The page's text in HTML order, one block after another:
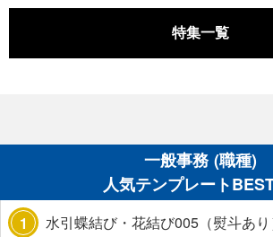
特集一覧
一般事務 (職種)
人気テンプレート
1 水引蝶結び・花結び005（熨斗あり